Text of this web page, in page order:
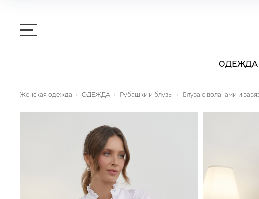
ОДЕЖДА
Женская одежда ОДЕЖДА Рубашки и блузы Блуза с воланами и